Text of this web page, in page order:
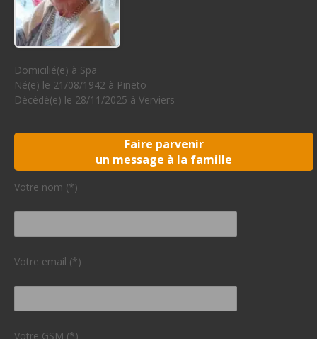
Domicilié(e) à Spa
Né(e) le 21/08/1942 à Pineto
Décédé(e) le 28/11/2025 à Verviers
Faire parvenir
un message à la famille
Votre nom (*)
Votre email (*)
Votre GSM (*)